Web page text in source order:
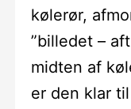
kølerør,
”billedet –
midten af
er den klar